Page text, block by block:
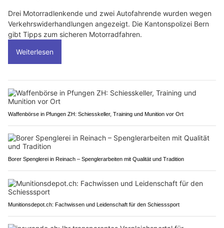
Drei Motorradlenkende und zwei Autofahrende wurden wegen
Verkehrswiderhandlungen angezeigt. Die Kantonspolizei Bern
gibt Tipps zum sicheren Motorradfahren.
Weiterlesen
Waffenbörse in Pfungen ZH: Schiesskeller, Training und Munition vor Ort
Borer Spenglerei in Reinach – Spenglerarbeiten mit Qualität und Tradition
Munitionsdepot.ch: Fachwissen und Leidenschaft für den Schiesssport